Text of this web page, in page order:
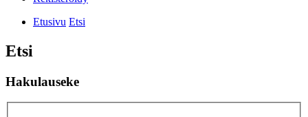
Etusivu Etsi
Etsi
Hakulauseke